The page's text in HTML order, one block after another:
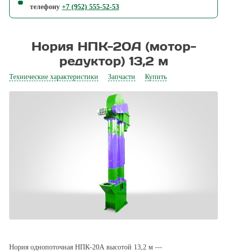
телефону +7 (952) 555-52-53
Нория НПК-20А (мотор-
редуктор) 13,2 м
Технические характеристики Запчасти Купить
Нория однопоточная НПК-20А высотой 13,2 м —